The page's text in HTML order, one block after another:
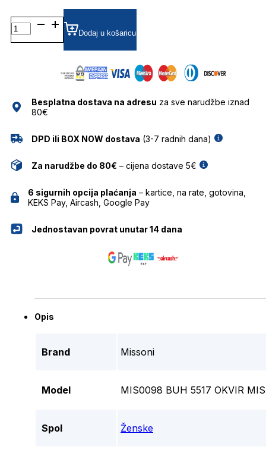
MIS0098 DIOPTRIJSKI
OKVIRI
MISSONI
Dodaj u košaricu
Besplatna dostava na adresu za sve narudžbe iznad
80€
DPD ili BOX NOW dostava (3-7 radnih dana)
Za narudžbe do 80€ – cijena dostave 5€
6 sigurnih opcija plaćanja – kartice, na rate, gotovina,
KEKS Pay, Aircash, Google Pay
Jednostavan povrat unutar 14 dana
Opis
Brand Missoni
Model MIS0098 BUH 5517 OKVIR
Spol Ženske